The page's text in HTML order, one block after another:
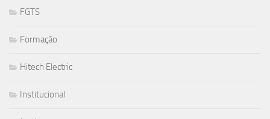
FGTS
Formação
Hitech Electric
Institucional